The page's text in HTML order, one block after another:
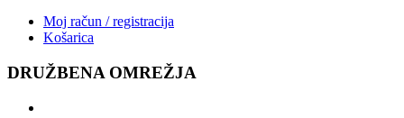
Moj račun / registracija
Košarica
DRUŽBENA OMREŽJA